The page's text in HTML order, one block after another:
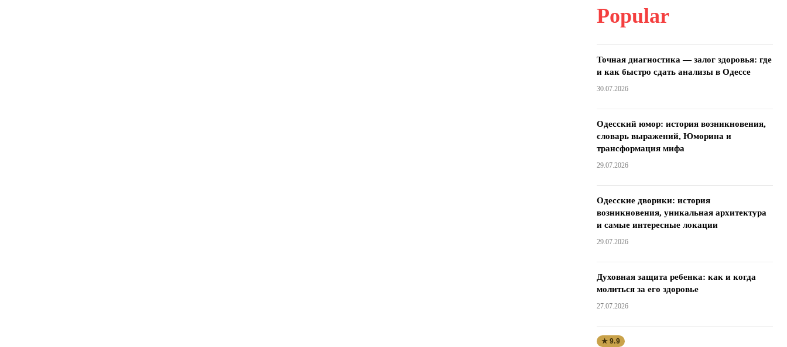
Popular
Точная диагностика — залог здоровья: где
и как быстро сдать анализы в Одессе
30.07.2026
Одесский юмор: история возникновения,
словарь выражений, Юморина и
трансформация мифа
29.07.2026
Одесские дворики: история
возникновения, уникальная архитектура
и самые интересные локации
29.07.2026
Духовная защита ребенка: как и когда
молиться за его здоровье
27.07.2026
★ 9.9